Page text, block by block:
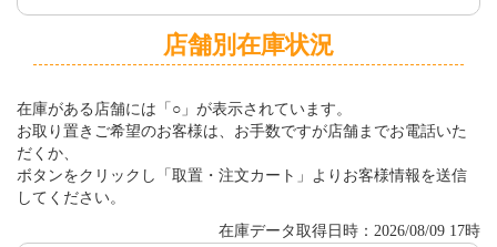
店舗別在庫状況
在庫がある店舗には「○」が表示されています。
お取り置きご希望のお客様は、お手数ですが店舗までお電話いた
だくか、
ボタンをクリックし「取置・注文カート」よりお客様情報を送信
してください。
在庫データ取得日時：2026/08/09 17時